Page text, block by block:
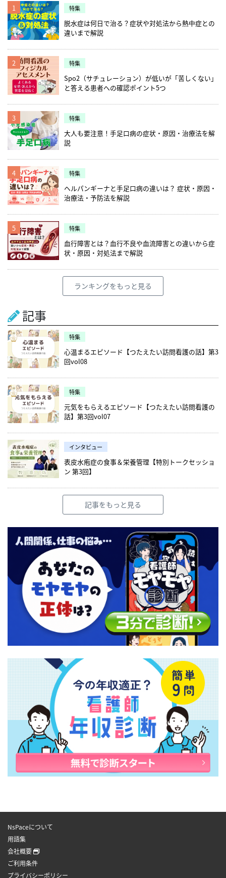
1 特集
脱水症は何日で治る？症状や対処法から熱中症との
違いまで解説
2 特集
Spo2（サチュレーション）が低いが「苦しくない」
と答える患者への確認ポイント5つ
3 特集
大人も要注意！手足口病の症状・原因・治療法を解
説
4 特集
ヘルパンギーナと手足口病の違いは？ 症状・原因・
治療法・予防法を解説
5 特集
血行障害とは？血行不良や血流障害との違いから症
状・原因・対処法まで解説
ランキングをもっと見る
記事
特集
心温まるエピソード【つたえたい訪問看護の話】第3
回vol08
特集
元気をもらえるエピソード【つたえたい訪問看護の
話】第3回vol07
インタビュー
表皮水疱症の食事＆栄養管理【特別トークセッショ
ン 第3回】
記事をもっと見る
NsPaceについて
用語集
会社概要
ご利用条件
プライバシーポリシー